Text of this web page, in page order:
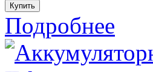
Подробнее